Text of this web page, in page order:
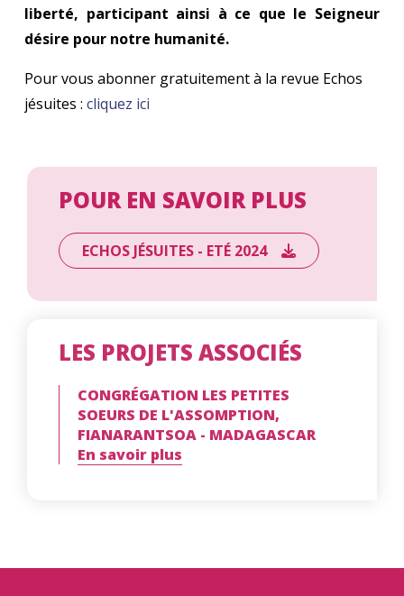
liberté, participant ainsi à ce que le Seigneur
désire pour notre humanité.
Pour vous abonner gratuitement à la revue Echos
jésuites : cliquez ici
POUR EN SAVOIR PLUS
ECHOS JÉSUITES - ETÉ 2024
LES PROJETS ASSOCIÉS
CONGRÉGATION LES PETITES
SOEURS DE L'ASSOMPTION,
FIANARANTSOA - MADAGASCAR
En savoir plus